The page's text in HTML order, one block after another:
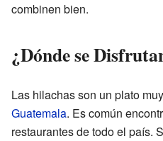
combinen bien.
¿Dónde se
Las hilachas son un plato
Guatemala. Es común
restaurantes de todo el país.